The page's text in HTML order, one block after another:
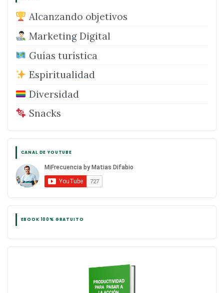
Alcanzando objetivos
Marketing Digital
Guías turística
Espiritualidad
Diversidad
Snacks
CANAL DE YOUTUBE
EBOOK 100% GRATUITO